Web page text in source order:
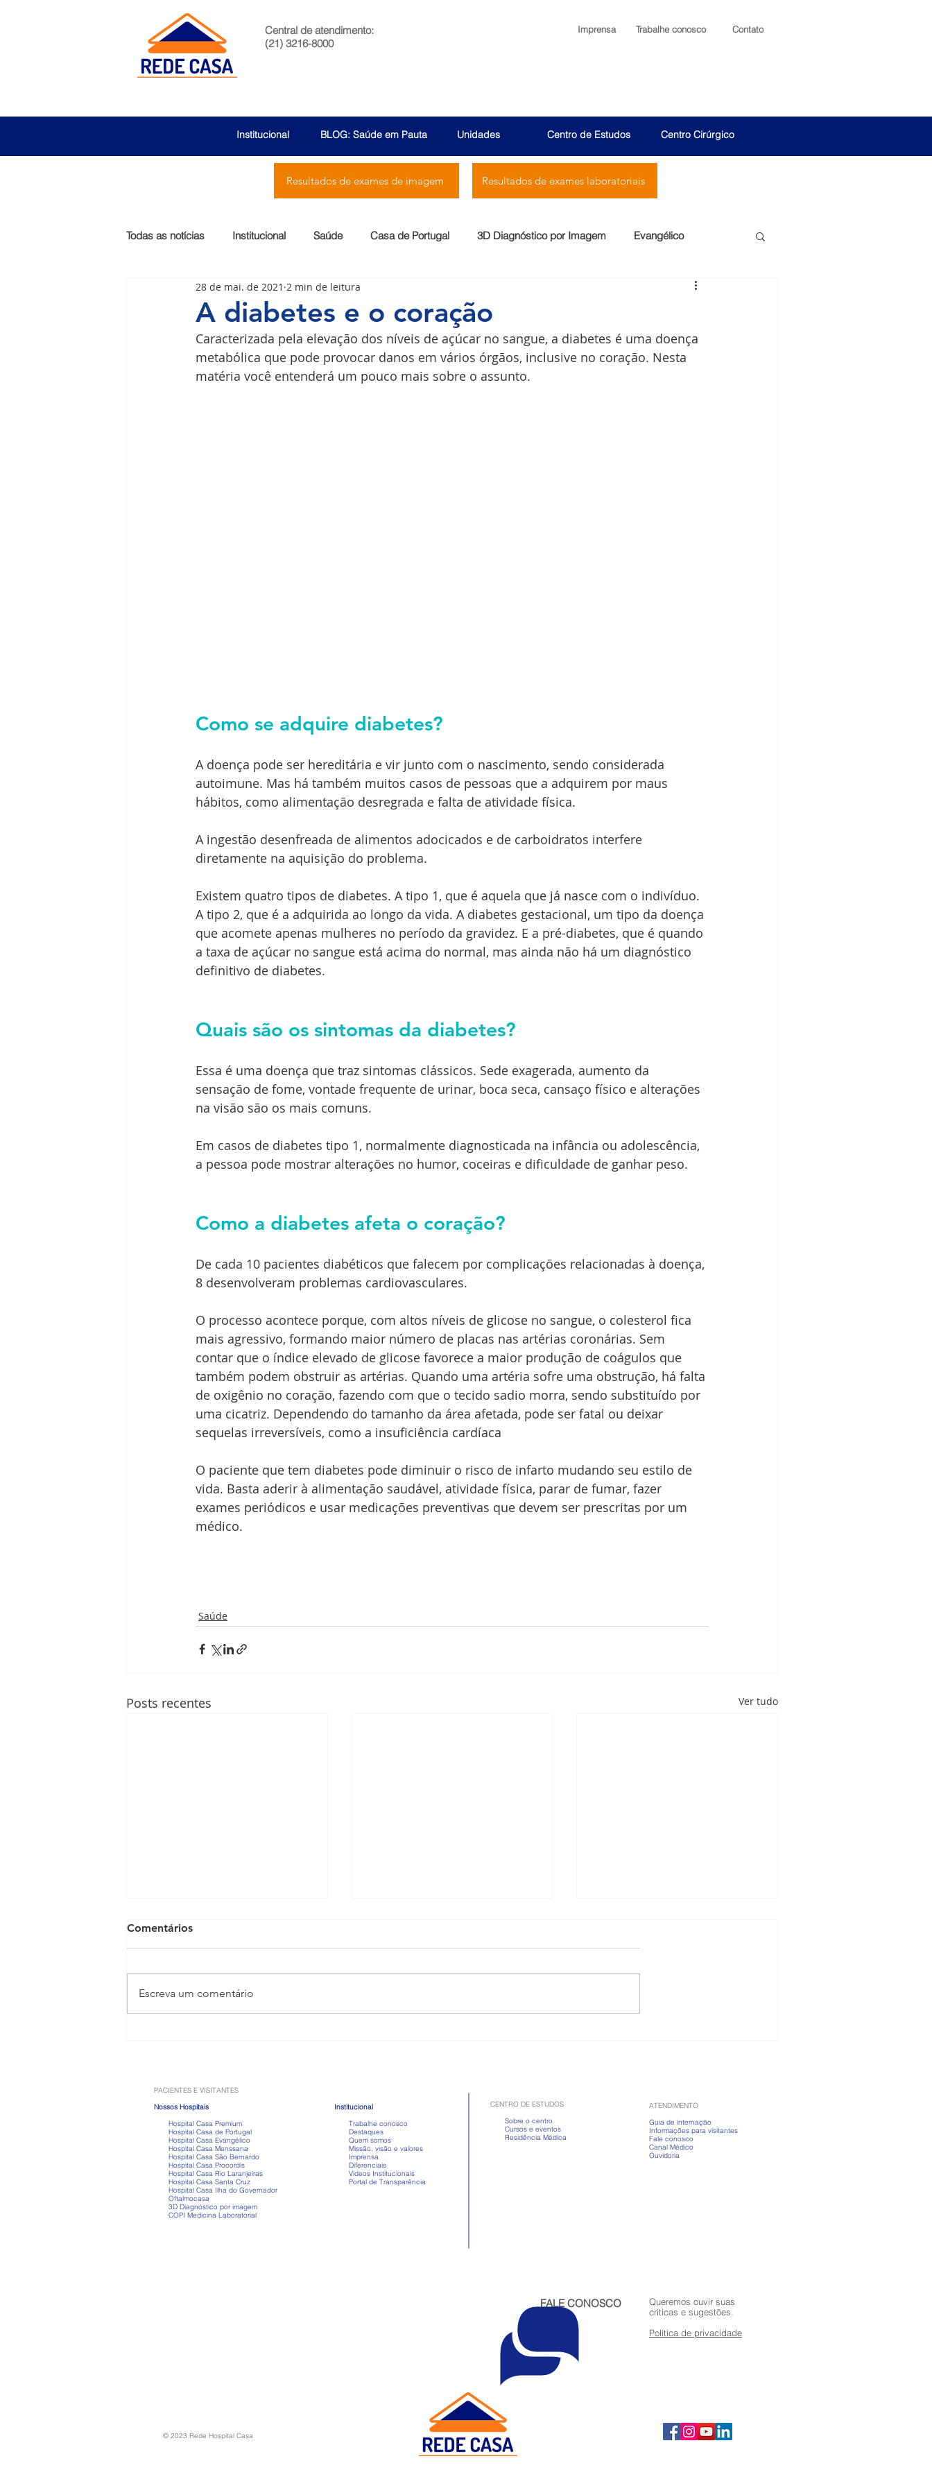
Central de atendimento:
(21) 3216-8000
Imprensa Trabalhe conosco Contato
BLOG: Saúde em Pauta Unidades Centro de Estudos Centro Cirúrgico
Institucional
Resultados de exames de imagem Resultados de exames laboratoriais
Todas as notícias Institucional Saúde Casa de Portugal 3D Diagnóstico por Imagem Evangélico
São Bernardo Egas Moniz Menssana
Ilha do Governador Premium COPI
A diabetes e o coração
28 de mai. de 2021 2 min de leitura
Caracterizada pela elevação dos níveis de açúcar no sangue, a diabetes é uma doença
metabólica que pode provocar danos em vários órgãos, inclusive no coração. Nesta
matéria você entenderá um pouco mais sobre o assunto.
Como se adquire diabetes?
A doença pode ser hereditária e vir junto com o nascimento, sendo considerada
autoimune. Mas há também muitos casos de pessoas que a adquirem por maus
hábitos, como alimentação desregrada e falta de atividade física.
A ingestão desenfreada de alimentos adocicados e de carboidratos interfere
diretamente na aquisição do problema.
Existem quatro tipos de diabetes. A tipo 1, que é aquela que já nasce com o indivíduo.
A tipo 2, que é a adquirida ao longo da vida. A diabetes gestacional, um tipo da doença
que acomete apenas mulheres no período da gravidez. E a pré-diabetes, que é quando
a taxa de açúcar no sangue está acima do normal, mas ainda não há um diagnóstico
definitivo de diabetes.
Quais são os sintomas da diabetes?
Essa é uma doença que traz sintomas clássicos. Sede exagerada, aumento da
sensação de fome, vontade frequente de urinar, boca seca, cansaço físico e alterações
na visão são os mais comuns.
Em casos de diabetes tipo 1, normalmente diagnosticada na infância ou adolescência,
a pessoa pode mostrar alterações no humor, coceiras e dificuldade de ganhar peso.
Como a diabetes afeta o coração?
De cada 10 pacientes diabéticos que falecem por complicações relacionadas à doença,
8 desenvolveram problemas cardiovasculares.
O processo acontece porque, com altos níveis de glicose no sangue, o colesterol fica
mais agressivo, formando maior número de placas nas artérias coronárias. Sem
contar que o índice elevado de glicose favorece a maior produção de coágulos que
também podem obstruir as artérias. Quando uma artéria sofre uma obstrução, há falta
de oxigênio no coração, fazendo com que o tecido sadio morra, sendo substituído por
uma cicatriz. Dependendo do tamanho da área afetada, pode ser fatal ou deixar
sequelas irreversíveis, como a insuficiência cardíaca
O paciente que tem diabetes pode diminuir o risco de infarto mudando seu estilo de
vida. Basta aderir à alimentação saudável, atividade física, parar de fumar, fazer
exames periódicos e usar medicações preventivas que devem ser prescritas por um
médico.
Saúde
Posts recentes Ver tudo
Comentários
Escreva um comentário
PACIENTES E VISITANTES
Nossos Hospitais
Hospital Casa Premium
Hospital Casa de Portugal
Hospital Casa Evangélico
Hospital Casa Menssana
Hospital Casa São Bernardo
Hospital Casa Procordis
Hospital Casa Rio Laranjeiras
Hospital Casa Santa Cruz
Hospital Casa Ilha do Governador
Oftalmocasa
3D Diagnóstico por imagem
COPI Medicina Laboratorial
Institucional
Trabalhe conosco
Destaques
Quem somos
Missão, visão e valores
Imprensa
Diferenciais
Vídeos Institucionais
Portal de Transparência
CENTRO DE ESTUDOS
Sobre o centro
Cursos e eventos
Residência Médica
ATENDIMENTO
Guia de internação
Informações para visitantes
Fale conosco
Canal Médico
Ouvidoria
© 2023 Rede Hospital Casa
FALE CONOSCO
Queremos ouvir suas
críticas e sugestões.
Política de privacidade